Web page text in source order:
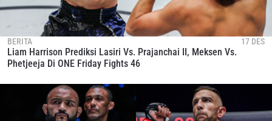
BERITA 17 DES
Liam Harrison Prediksi Lasiri Vs. Prajanchai II, Meksen Vs.
Phetjeeja Di ONE Friday Fights 46